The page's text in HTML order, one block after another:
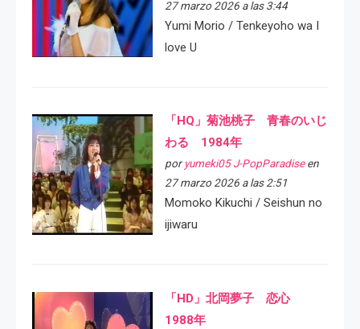
27 marzo 2026 a las 3:44
Yumi Morio / Tenkeyoho wa I
love U
「HQ」菊池桃子 青春のいじ
わる 1984年
por yumeki05 J-PopParadiseen
27 marzo 2026 a las 2:51
Momoko Kikuchi / Seishun no
ijiwaru
「HD」北岡夢子 恋心
1988年